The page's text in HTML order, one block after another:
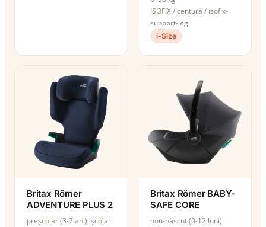
ISOFIX / centură / isofix-
support-leg
i-Size
Britax Römer
ADVENTURE PLUS 2
preșcolar (3-7 ani), școlar
Britax Römer BABY-
SAFE CORE
nou-născut (0-12 luni)